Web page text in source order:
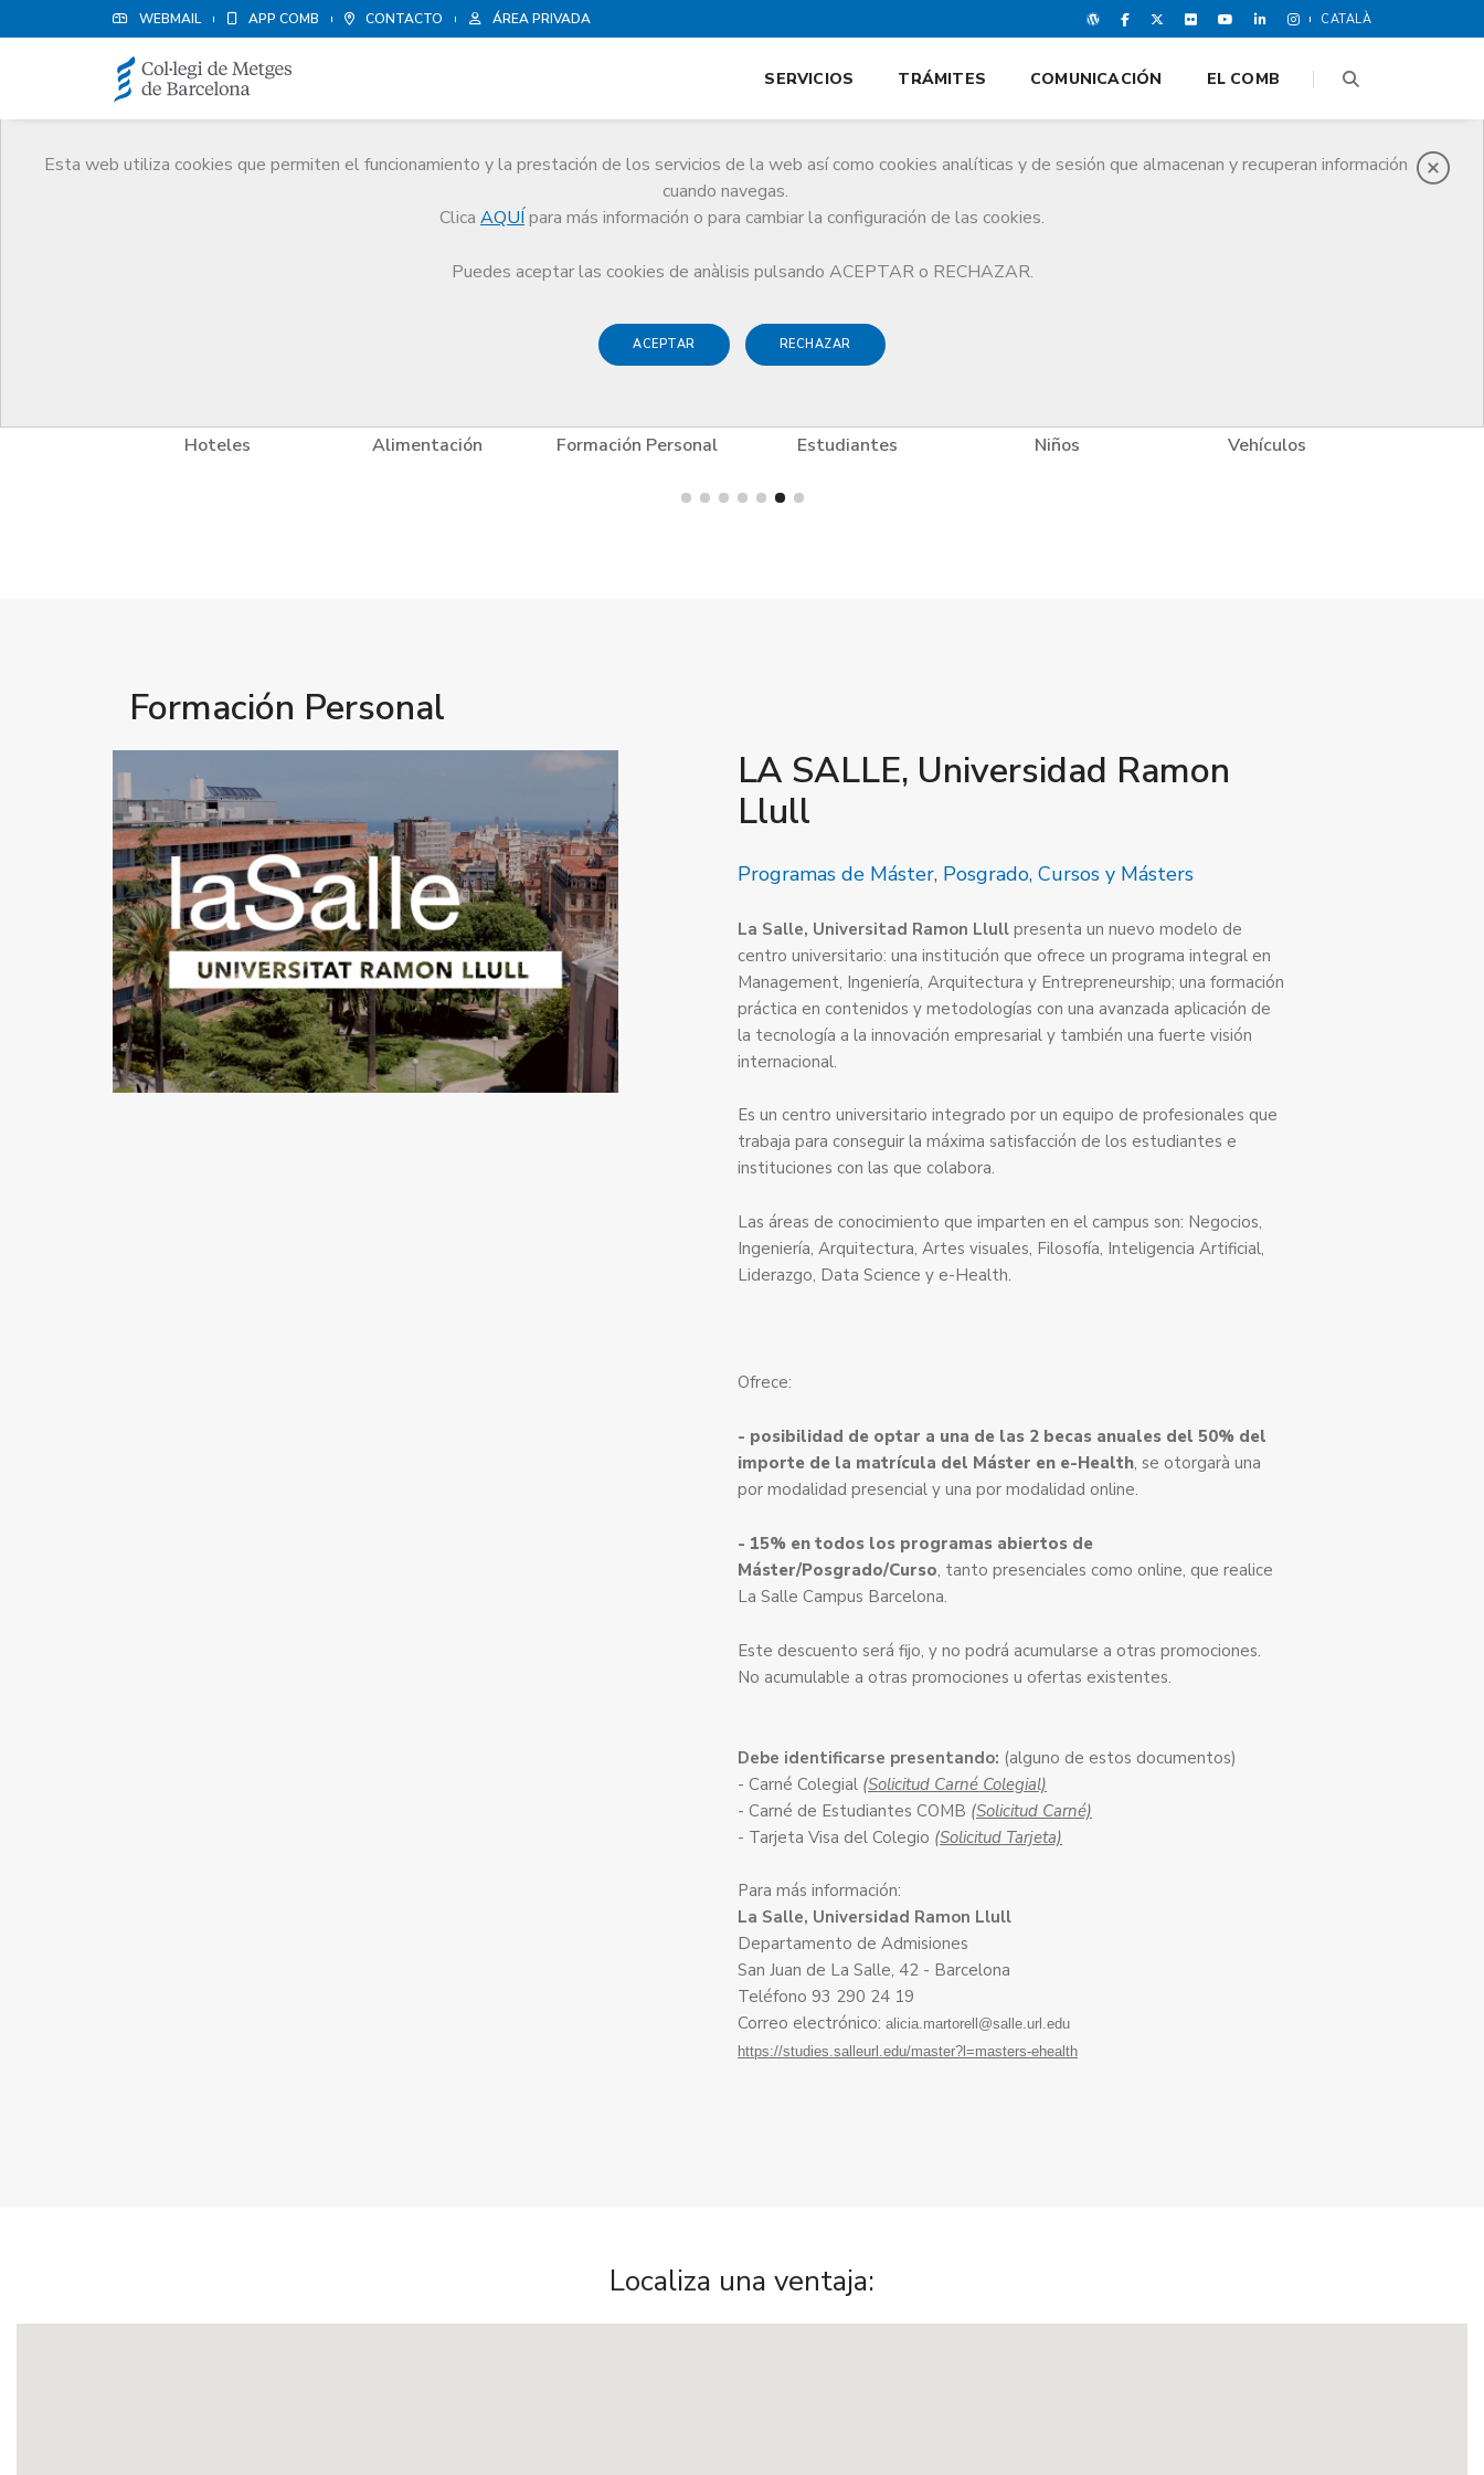
WEBMAIL APP COMB CONTACTO ÁREA PRIVADA CATALÀ
Esta web utiliza cookies que permiten el funcionamiento y la prestación de los servicios de la web así como cookies analíticas y de sesión que almacenan y recuperan información
cuando navegas.
Clica AQUÍ para más información o para cambiar la configuración de las cookies.
Puedes aceptar las cookies de anàlisis pulsando ACEPTAR o RECHAZAR.
ACEPTAR RECHAZAR
SERVICIOS TRÁMITES COMUNICACIÓN EL COMB
Ventajas y descuentos Formación Personal LA SALLE, Universidad Ramon Llull
Hoteles Alimentación Formación Personal Estudiantes Niños Vehículos
Formación Personal
LA SALLE, Universidad Ramon
Llull
Programas de Máster, Posgrado, Cursos y Másters
La Salle, Universitad Ramon Llullpresenta un nuevo modelo de
centro universitario: una institución que ofrece un programa integral en
Management, Ingeniería, Arquitectura y Entrepreneurship; una formación
práctica en contenidos y metodologías con una avanzada aplicación de
la tecnología a la innovación empresarial y también una fuerte visión
internacional.
Es un centro universitario integrado por un equipo de profesionales que
trabaja para conseguir la máxima satisfacción de los estudiantes e
instituciones con las que colabora.
Las áreas de conocimiento que imparten en el campus son: Negocios,
Ingeniería, Arquitectura, Artes visuales, Filosofía, Inteligencia Artificial,
Liderazgo, Data Science y e-Health.
Ofrece:
- posibilidad de optar a una de las 2 becas anuales del 50% del
importe de la matrícula del Máster en e-Health, se otorgarà una
por modalidad presencial y una por modalidad online.
- 15% en todos los programas abiertos de
Máster/Posgrado/Curso, tanto presenciales como online, que realice
La Salle Campus Barcelona.
Este descuento será fijo, y no podrá acumularse a otras promociones.
No acumulable a otras promociones u ofertas existentes.
Debe identificarse presentando: (alguno de estos documentos)
- Carné Colegial (Solicitud Carné Colegial)
- Carné de Estudiantes COMB (Solicitud Carné)
- Tarjeta Visa del Colegio (Solicitud Tarjeta)
Para más información:
La Salle, Universidad Ramon Llull
Departamento de Admisiones
San Juan de La Salle, 42 - Barcelona
Teléfono 93 290 24 19
Correo electrónico:alicia.martorell@salle.url.edu
https://studies.salleurl.edu/master?l=masters-ehealth
Localiza una ventaja: